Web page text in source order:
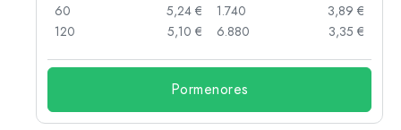
60
5,24 €
120
5,10 €
1.740
3,89 €
6.880
3,35 €
Pormenores